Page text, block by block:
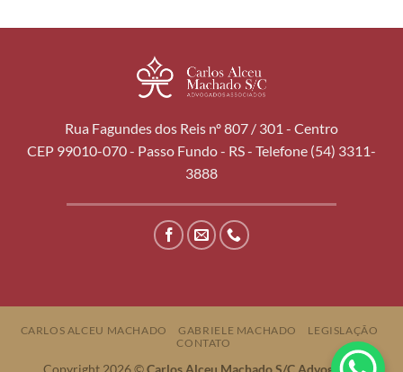
Rua Fagundes dos Reis nº 807 / 301 - Centro
CEP 99010-070 - Passo Fundo - RS - Telefone (54) 3311-
3888
CARLOS ALCEU MACHADO GABRIELE MACHADO
LEGISLAÇÃO
CONTATO
Copyright 2026 ©Carlos Alceu Machado S/C Advogados